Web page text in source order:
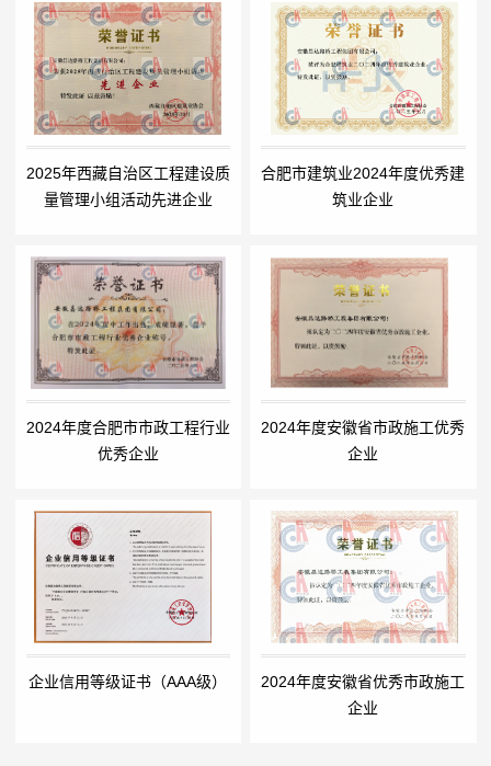
2025年西藏自治区工程建设质
量管理小组活动先进企业
合肥市建筑业2024年度优秀建
筑业企业
2024年度合肥市市政工程行业
优秀企业
2024年度安徽省市政施工优秀
企业
企业信用等级证书（AAA级）
2024年度安徽省优秀市政施工
企业